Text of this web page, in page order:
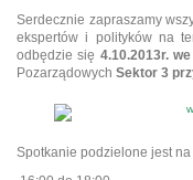
Serdecznie zapraszamy
ekspertów i polityków na
odbędzie się 4.10.2013r.
Pozarządowych Sektor 3
Spotkanie podzielone jest